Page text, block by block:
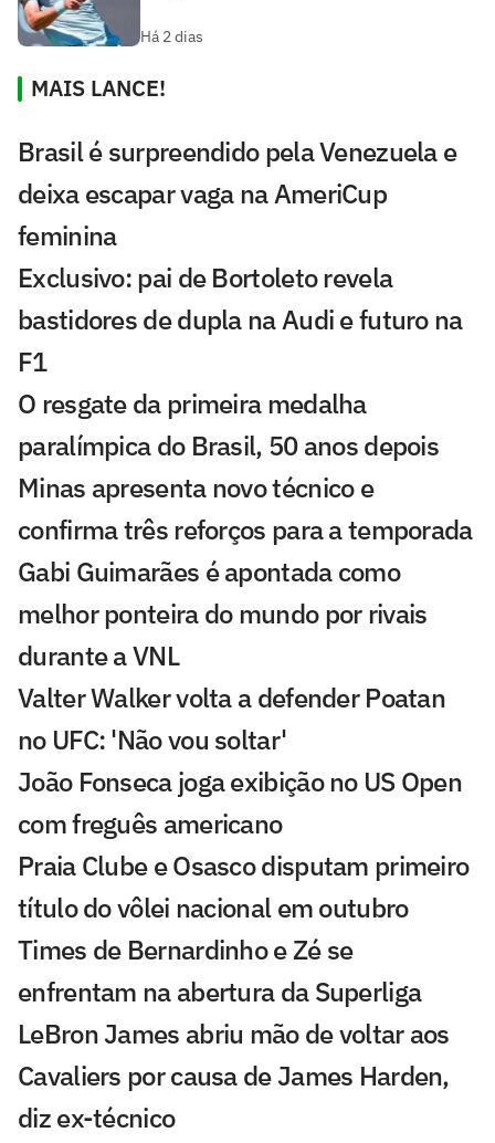
Há 2 dias
MAIS LANCE!
Brasil é surpreendido pela Venezuela e
deixa escapar vaga na AmeriCup
feminina
Exclusivo: pai de Bortoleto revela
bastidores de dupla na Audi e futuro na
F1
O resgate da primeira medalha
paralímpica do Brasil, 50 anos depois
Minas apresenta novo técnico e
confirma três reforços para a temporada
Gabi Guimarães é apontada como
melhor ponteira do mundo por rivais
durante a VNL
Valter Walker volta a defender Poatan
no UFC: 'Não vou soltar'
João Fonseca joga exibição no US Open
com freguês americano
Praia Clube e Osasco disputam primeiro
título do vôlei nacional em outubro
Times de Bernardinho e Zé se
enfrentam na abertura da Superliga
LeBron James abriu mão de voltar aos
Cavaliers por causa de James Harden,
diz ex-técnico